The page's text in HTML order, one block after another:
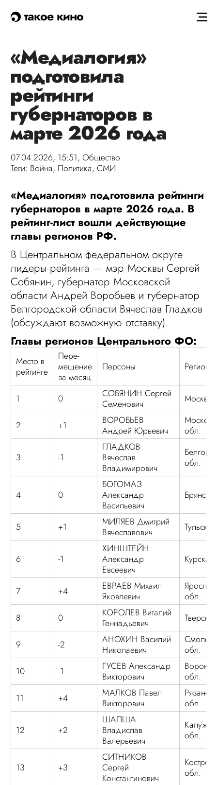
такое кино
«Медиалогия»
подготовила
рейтинги
губернаторов в
марте 2026 года
07.04.2026, 15:51,Общество
Теги: Война, Политика,СМИ
«Медиалогия» подготовила рейтинги
губернаторов в марте 2026 года. В
рейтинг-лист вошли действующие
главы регионов РФ.
В Центральном федеральном округе
лидеры рейтинга — мэр Москвы Сергей
Собянин, губернатор Московской
области Андрей Воробьев и губернатор
Белгородской области Вячеслав Гладков
(обсуждают возможную отставку).
Главы регионов Центрального ФО:
Место в
рейтинге
Пере-
мещение
за месяц
Персоны Регион
1 0
СОБЯНИН Сергей
Семенович
Москва
2 +1
ВОРОБЬЕВ
Андрей Юрьевич
обл.
3 -1
ГЛАДКОВ
Вячеслав
Владимирович
обл.
4 0
БОГОМАЗ
Александр
Васильевич
5 +1
МИЛЯЕВ Дмитрий
Вячеславович
6 -1
ХИНШТЕЙН
Александр
Евсеевич
7 +4
ЕВРАЕВ Михаил
Яковлевич
обл.
8
0
КОРОЛЕВ Виталий
Геннадьевич
9 -2
АНОХИН Василий
Николаевич
обл.
10
-1
ГУСЕВ Александр
Викторович
обл.
11
+4
МАЛКОВ Павел
Викторович
обл.
12 +2
ШАПША
Владислав
Валерьевич
обл.
13 +3
СИТНИКОВ
Сергей
Константинович
обл.